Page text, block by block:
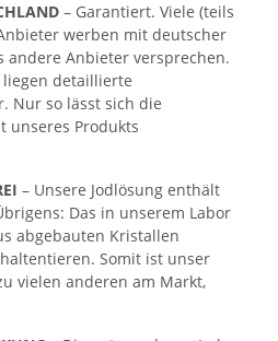
– Garantiert. Viele (teils
werben mit deutscher
andere Anbieter versprechen.
detaillierte
Nur so lässt sich die
unseres Produkts
– Unsere Jodlösung enthält
Das in unserem Labor
abgebauten Kristallen
Somit ist unser
vielen anderen am Markt,